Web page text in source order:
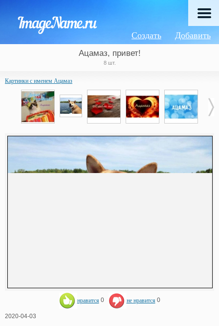
Добавить
Создать
Ацамаз, привет!
8 шт.
Картинки с именем Ацамаз
нравится 0 не нравится 0
2020-04-03